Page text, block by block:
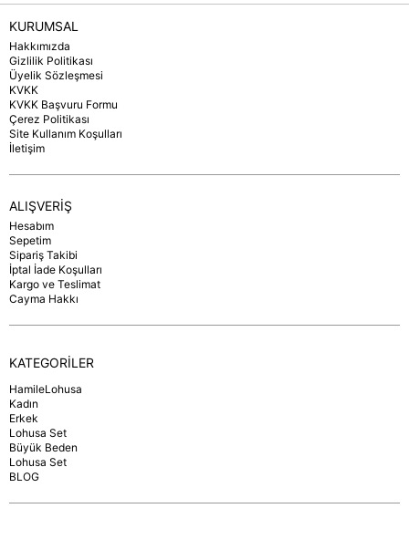
KURUMSAL
Hakkımızda
Gizlilik Politikası
Üyelik Sözleşmesi
KVKK
KVKK Başvuru Formu
Çerez Politikası
Site Kullanım Koşulları
İletişim
ALIŞVERİŞ
Hesabım
Sepetim
Sipariş Takibi
İptal İade Koşulları
Kargo ve Teslimat
Cayma Hakkı
KATEGORİLER
HamileLohusa
Kadın
Erkek
Lohusa Set
Büyük Beden
Lohusa Set
BLOG